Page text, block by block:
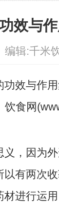
效与
编辑:千米
，因为外
以有两次
材进行运